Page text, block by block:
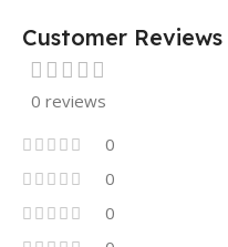
Customer Reviews
0 reviews
0
0
0